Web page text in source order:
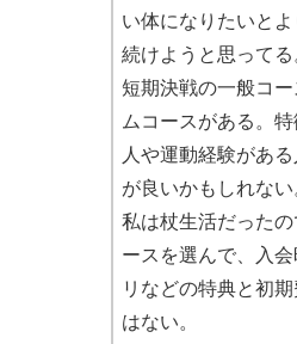
い体になりたいと
続けようと思ってる
短期決戦の一般コ
ムコースがある。
人や運動経験があ
が良いかもしれない
私は杖生活だった
ースを選んで、入
リなどの特典と初
はない。